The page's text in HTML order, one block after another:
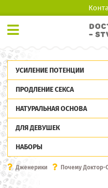
УСИЛЕНИЕ ПОТЕНЦИИ
ПРОДЛЕНИЕ СЕКСА
НАТУРАЛЬНАЯ ОСНОВА
ДЛЯ ДЕВУШЕК
НАБОРЫ
Дженерики Почему Доктор-